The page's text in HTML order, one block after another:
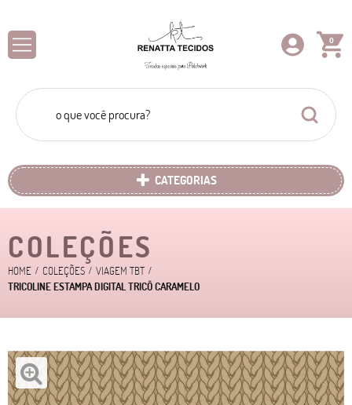
0
CATEGORIAS
COLEÇÕES
HOME COLEÇÕES
VIAGEM TBT
TRICOLINE ESTAMPA DIGITAL TRICÔ CARAMELO